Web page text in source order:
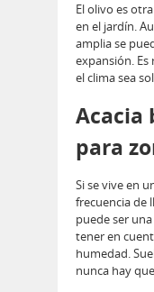
El olivo es
en el jardín.
amplia se
expansión.
el clima sea
Acacia
para
Si se vive en
frecuencia de
puede ser
tener en
humedad.
nunca hay